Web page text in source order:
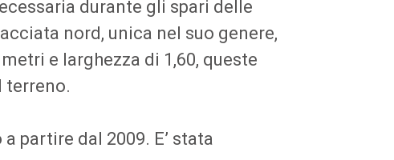
durante gli spari delle
nord, unica nel suo genere,
e larghezza di 1,60, queste
terreno.
partire dal 2009. E’ stata